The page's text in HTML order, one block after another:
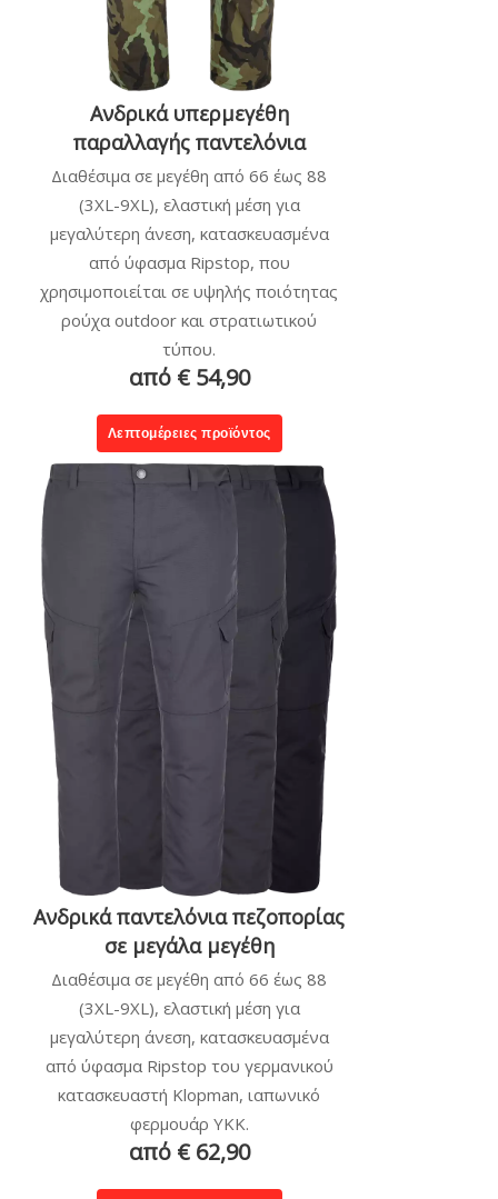
Ανδρικά υπερμεγέθη
παραλλαγής παντελόνια
Διαθέσιμα σε μεγέθη από 66 έως 88
(3XL-9XL), ελαστική μέση για
μεγαλύτερη άνεση, κατασκευασμένα
από ύφασμα Ripstop, που
χρησιμοποιείται σε υψηλής ποιότητας
ρούχα outdoor και στρατιωτικού
τύπου.
από € 54,90
Λεπτομέρειες προϊόντος
Ανδρικά παντελόνια πεζοπορίας
σε μεγάλα μεγέθη
Διαθέσιμα σε μεγέθη από 66 έως 88
(3XL-9XL), ελαστική μέση για
μεγαλύτερη άνεση, κατασκευασμένα
από ύφασμα Ripstop του γερμανικού
κατασκευαστή Klopman, ιαπωνικό
φερμουάρ YKK.
από € 62,90